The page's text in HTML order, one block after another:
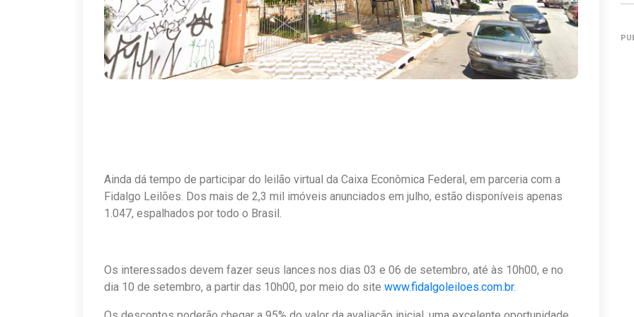
Ainda dá tempo de participar do leilão virtual da Caixa Econômica Federal, em parceria com a
Fidalgo Leilões. Dos mais de 2,3 mil imóveis anunciados em julho, estão disponíveis apenas
1.047, espalhados por todo o Brasil.
Os interessados devem fazer seus lances nos dias 03 e 06 de setembro, até às 10h00, e no
dia 10 de setembro, a partir das 10h00, por meio do site www.fidalgoleiloes.com.br.